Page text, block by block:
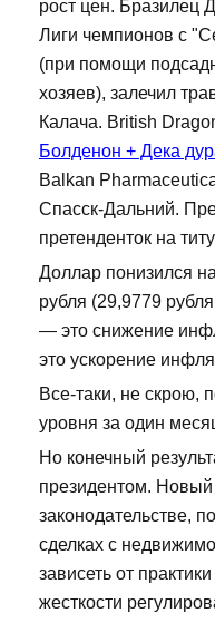
рост цен. Бразилец
Лиги чемпионов с
(при помощи
хозяев), залечил
Калача. British
Болденон + Дека
Balkan
Спасск-Дальний.
претенденток на
Доллар понизился
рубля (29,9779
— это снижение
это ускорение
Все-таки, не скрою,
уровня за один
Но конечный
президентом. Новый
законодательстве,
сделках с
зависеть от
жесткости